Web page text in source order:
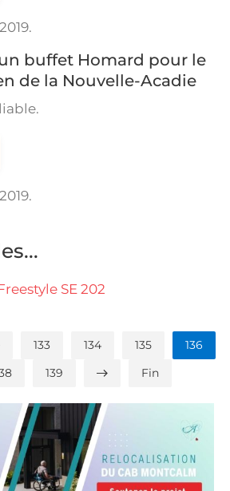
.
buffet Homard pour le
de la Nouvelle-Acadie
.
SE 202
133 134 135
136
139 Fin